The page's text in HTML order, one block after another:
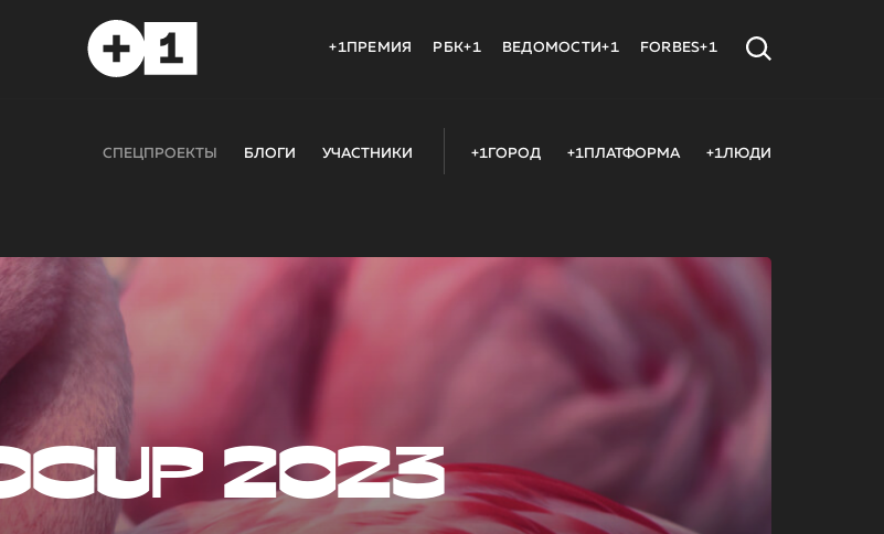
+1ПРЕМИЯ РБК+1 ВЕДОМОСТИ+1 FORBES+1
СПЕЦПРОЕКТЫ БЛОГИ УЧАСТНИКИ +1ГОРОД +1ПЛАТФОРМА +1ЛЮДИ
2023